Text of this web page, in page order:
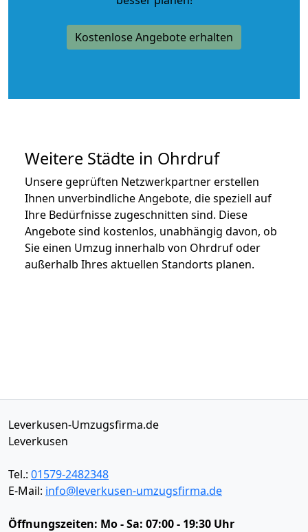
Kostenlose Angebote erhalten
Weitere Städte in Ohrdruf
Unsere geprüften Netzwerkpartner erstellen
Ihnen unverbindliche Angebote, die speziell auf
Ihre Bedürfnisse zugeschnitten sind. Diese
Angebote sind kostenlos, unabhängig davon, ob
Sie einen Umzug innerhalb von Ohrdruf oder
außerhalb Ihres aktuellen Standorts planen.
Leverkusen-Umzugsfirma.de
Leverkusen
Tel.: 01579-2482348
E-Mail: info@leverkusen-umzugsfirma.de
Öffnungszeiten: Mo - Sa: 07:00 - 19:30 Uhr